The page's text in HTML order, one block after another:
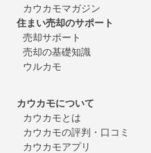
カウカモマガジン
住まい売却のサポート
売却サポート
売却の基礎知識
ウルカモ
カウカモについて
カウカモとは
カウカモの評判・口コミ
カウカモアプリ